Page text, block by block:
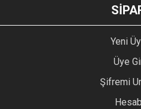
Yeni
Üye
Şifremi